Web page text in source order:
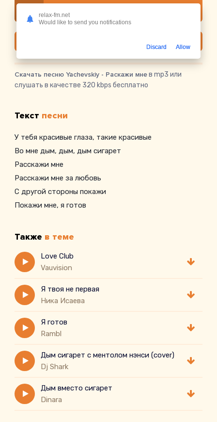
Скачать песню Yachevskiy - Раскажи мнев mp3 или
слушать в качестве 320 kbps бесплатно
Текст песни
У тебя красивые глаза, такие красивые
Во мне дым, дым, дым сигарет
Расскажи мне
Расскажи мне за любовь
С другой стороны покажи
Покажи мне, я готов
Также в теме
Love Club
Vauvision
Я твоя не первая
Ника Исаева
Я готов
Rambl
Дым сигарет с ментолом нэнси (сover)
Dj Shark
Дым вместо сигарет
Dinara
relax-fm.net
Would like to send you notifications
Discard Allow